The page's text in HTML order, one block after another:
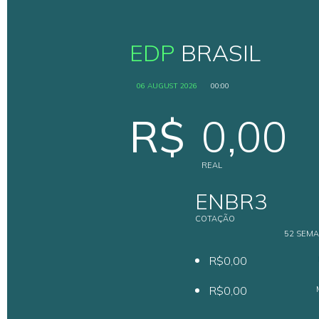
EDP BRASIL
06 AUGUST 2026 00:00
R$ 0,00
REAL
ENBR3
COTAÇÃO
52
R$0,00
R$0,00